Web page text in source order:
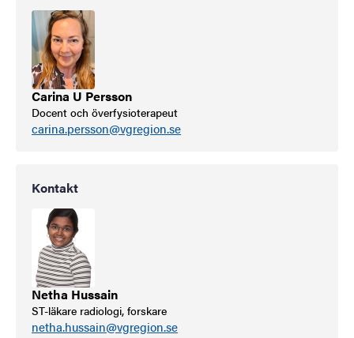
Carina U Persson
Docent och överfysioterapeut
carina.persson@vgregion.se
Kontakt
Netha Hussain
ST-läkare radiologi, forskare
netha.hussain@vgregion.se